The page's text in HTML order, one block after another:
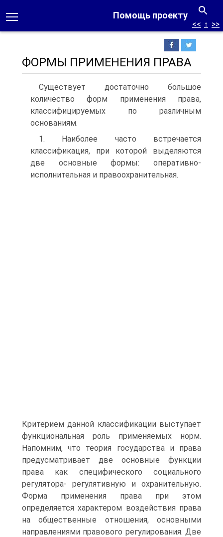
Помощь проекту
<< ↑ >>
ФОРМЫ ПРИМЕНЕНИЯ ПРАВА
Существует достаточно большое
количество форм примене­ния права,
классифицируемых по различным
основаниям.
1. Наиболее часто встречается
классификация, при которой выделяются
две основные формы: оперативно-
исполнительная и правоохранительная.
Критерием данной классификации высту­пает
функциональная роль применяемых норм.
Напомним, что теория государства и права
предусматривает две основные функции
права как специфического социального
регулятора- регулятивную и охранительную.
Форма применения права при этом
определяется характером воздействия права
на обществен­ные отношения, основными
направлениями правового регули­рования. Две